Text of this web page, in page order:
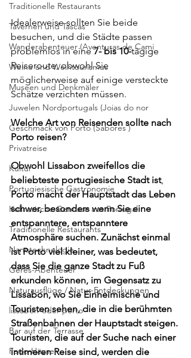
Traditionelle Restaurants
Tavernen und Tascas
Wanderabenteuer (Aventuras de Cami
Weine und Weintourismus
Museen und Denkmäler
Juwelen Nordportugals (Joias do nor
Geschmack von Porto (Sabores )
Privatreise
Kultur
Portugiesische Gastronomie
Kulinarische Genüsse aus Portugal
Traditionelle Restaurants
Nanotechnologie
Gerês-Abenteuer
Naturausflüge / Natur-Entdeckungen
lissabon-oder-porto
Bar auf der Terrasse
Fado-Häuser
Idealerweise sollten Sie beide
besuchen, und die Städte passen
problemlos in eine 7- bis 10-tägige
Reiseroute, obwohl Sie
möglicherweise auf einige versteckte
Schätze verzichten müssen.
Welche Art von Reisenden sollte nach
Porto reisen?
Obwohl Lissabon zweifellos die
beliebteste portugiesische Stadt ist,
Porto macht der Hauptstadt das Leben
schwer, besonders wenn Sie eine
entspanntere, entspanntere
Atmosphäre suchen. Zunächst einmal
ist Porto viel kleiner, was bedeutet,
dass Sie die ganze Stadt zu Fuß
erkunden können, im Gegensatz zu
Lissabon, wo Sie Einheimische und
Touristen sehen, die in die berühmten
Straßenbahnen der Hauptstadt steigen.
Touristen, die auf der Suche nach einer
intimeren Reise sind, werden die